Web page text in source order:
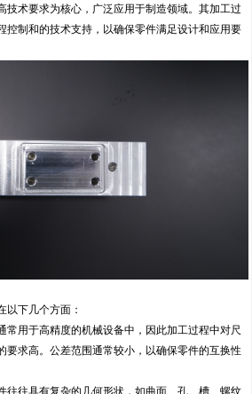
技术要求为核心，广泛应用于制造领域。其加工过
控制和的技术支持，以确保零件满足设计和应用要
以下几个方面：
用于高精度的机械设备中，因此加工过程中对尺
要求高。公差范围通常较小，以确保零件的互换性
往具有复杂的几何形状，如曲面、孔、槽、螺纹